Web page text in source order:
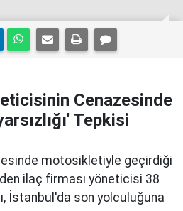
Cenazesinde
Tepkisi
motosikletiyle geçirdiği
ilaç firması yöneticisi 38
İstanbul'da son yolculuğuna